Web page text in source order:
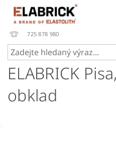
725 878 980
ELABRICK
obklad